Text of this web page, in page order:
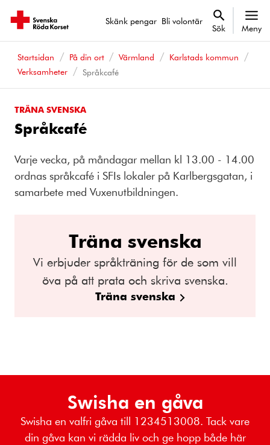
Skänk pengar Bli volontär
Sök Meny
Startsidan På din ort Värmland
Karlstads kommun
Verksamheter
Språkcafé
TRÄNA SVENSKA
Språkcafé
Varje vecka, på måndagar mellan kl 13.00 - 14.00
ordnas språkcafé i SFIs lokaler på Karlbergsgatan, i
samarbete med Vuxenutbildningen.
Träna svenska
Vi erbjuder språkträning för de som vill
öva på att prata och skriva svenska.
Träna svenska
Swisha en gåva
Swisha en valfri gåva till 1234513008. Tack vare
din gåva kan vi rädda liv och ge hopp både här